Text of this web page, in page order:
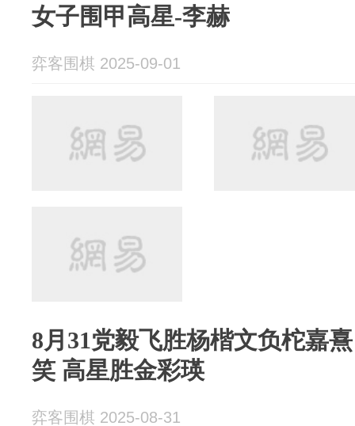
女子围甲高星-李赫
弈客围棋 2025-09-01
8月31党毅飞胜杨楷文负柁嘉
笑 高星胜金彩瑛
弈客围棋 2025-08-31